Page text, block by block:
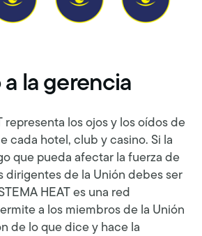
la gerencia
representa los ojos y los oídos de
cada hotel, club y casino. Si la
que pueda afectar la fuerza de
dirigentes de la Unión debes ser
HEAT es una red
a los miembros de la Unión
de lo que dice y hace la